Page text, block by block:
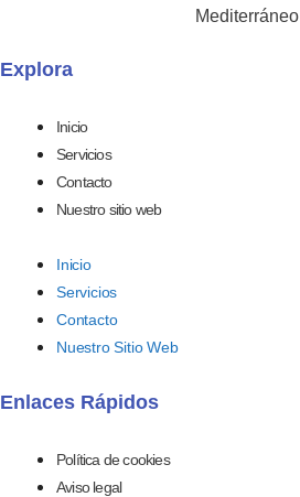
Mediterráneo
Explora
Inicio
Servicios
Contacto
Nuestro sitio web
Inicio
Servicios
Contacto
Nuestro Sitio Web
Enlaces Rápidos
Política de cookies
Aviso legal